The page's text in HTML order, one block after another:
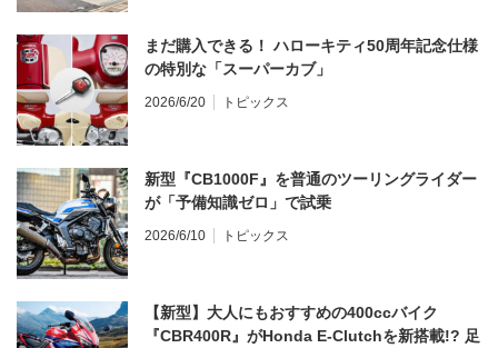
まだ購入できる！ ハローキティ50周年記念仕様
の特別な「スーパーカブ」
2026/6/20 トピックス
新型『CB1000F』を普通のツーリングライダー
が「予備知識ゼロ」で試乗
2026/6/10 トピックス
【新型】大人にもおすすめの400ccバイク
『CBR400R』がHonda E-Clutchを新搭載!? 足